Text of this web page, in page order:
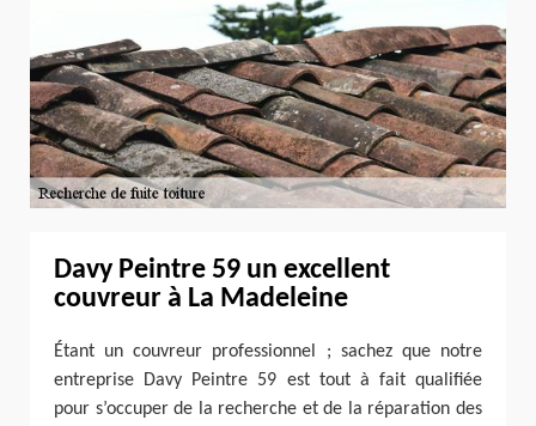
Davy Peintre 59 un excellent
couvreur à La Madeleine
Étant un couvreur professionnel ; sachez que notre
entreprise Davy Peintre 59 est tout à fait qualifiée
pour s’occuper de la recherche et de la réparation des